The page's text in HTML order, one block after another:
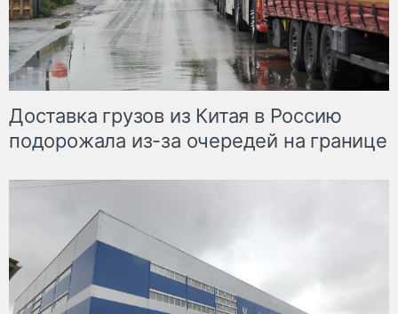
Доставка грузов из Китая в Россию
подорожала из-за очередей на границе